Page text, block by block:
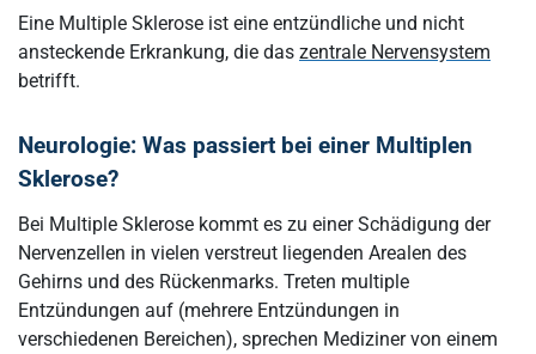
Eine Multiple Sklerose ist eine entzündliche und nicht
ansteckende Erkrankung, die das zentrale Nervensystem
betrifft.
Neurologie: Was passiert bei einer Multiplen
Sklerose?
Bei Multiple Sklerose kommt es zu einer Schädigung der
Nervenzellen in vielen verstreut liegenden Arealen des
Gehirns und des Rückenmarks. Treten multiple
Entzündungen auf (mehrere Entzündungen in
verschiedenen Bereichen), sprechen Mediziner von einem